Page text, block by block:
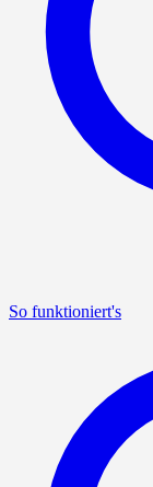
So funktioniert's